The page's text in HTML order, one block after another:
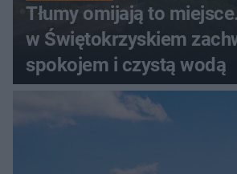
Tłumy omijają to
w Świętokrzyskiem
spokojem i czystą wodą